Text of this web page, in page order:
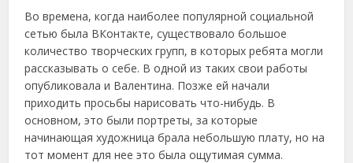
Во времена, когда наиболее популярной социальной
сетью была ВКонтакте, существовало большое
количество творческих групп, в которых ребята могли
рассказывать о себе. В одной из таких свои работы
опубликовала и Валентина. Позже ей начали
приходить просьбы нарисовать что-нибудь. В
основном, это были портреты, за которые
начинающая художница брала небольшую плату, но на
тот момент для нее это была ощутимая сумма.